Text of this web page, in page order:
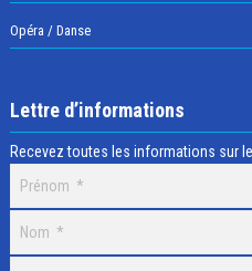
Opéra / Danse
Lettre d’informations
Recevez toutes les informations sur